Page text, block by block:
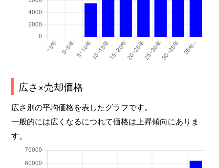
広さ×売却価格
広さ別の平均価格を表したグラフです。
一般的には広くなるにつれて価格は上昇傾向にありま
す。